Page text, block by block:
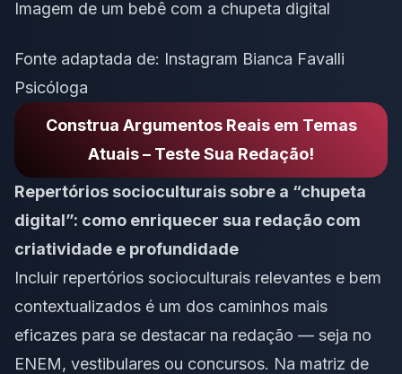
Imagem de um bebê com a chupeta digital
Fonte adaptada de: Instagram Bianca Favalli
Psicóloga
Construa Argumentos Reais em Temas
Atuais – Teste Sua Redação!
Repertórios socioculturais sobre a “chupeta
digital”: como enriquecer sua redação com
criatividade e profundidade
Incluir repertórios socioculturais relevantes e bem
contextualizados é um dos caminhos mais
eficazes para se destacar na redação — seja no
ENEM, vestibulares ou concursos. Na matriz de